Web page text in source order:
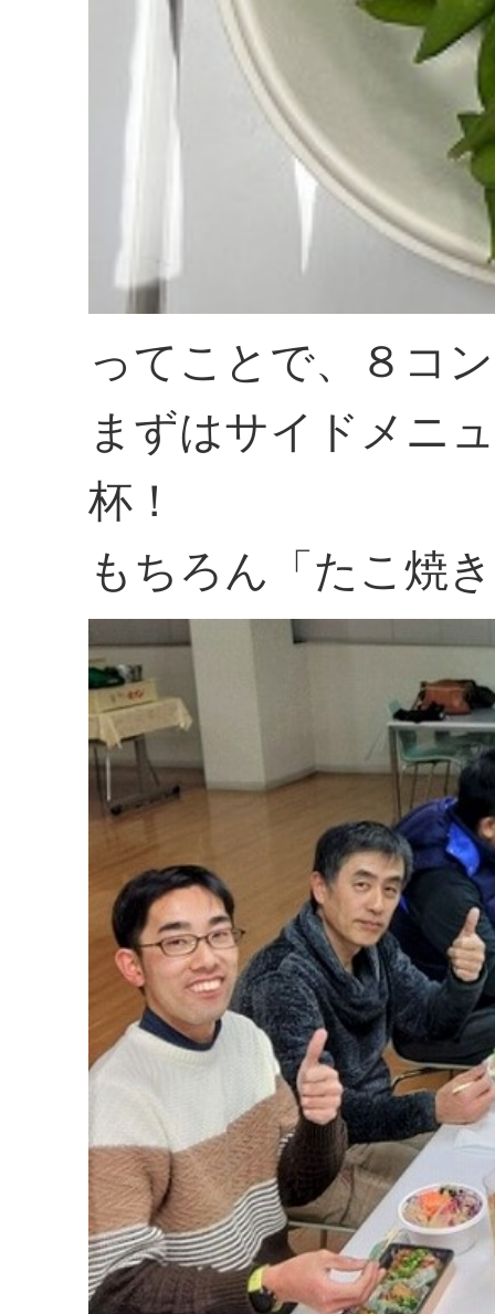
ってことで、８コ
まずはサイドメニ
杯！
もちろん「たこ焼